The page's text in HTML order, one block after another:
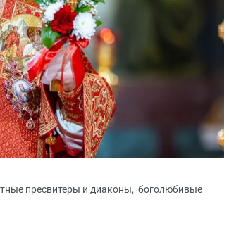
пресвитеры и диаконы, боголюбивые